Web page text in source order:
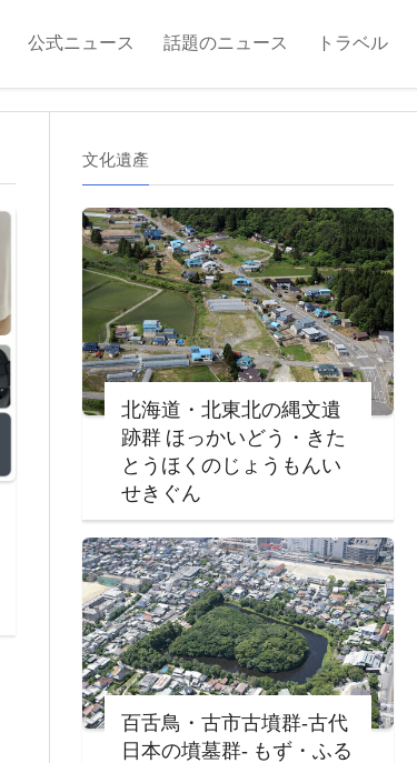
公式ニュース 話題のニュース トラベル
文化遺產
北海道・北東北の縄文遺
跡群 ほっかいどう・きた
とうほくのじょうもんい
せきぐん
百舌鳥・古市古墳群‐古代
日本の墳墓群‐ もず・ふる